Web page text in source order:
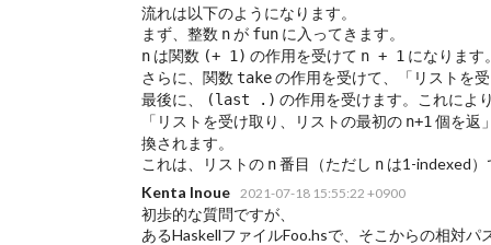
流れは以下のようになります。
まず、整数 nが funに入ってきます。
nは関数 (+ 1) の作用を受けて n + 1 になります
さらに、関数 takeの作用を受けて、「リストを
最後に、
(last .) の作用を受けます。これによ
「リストを受け取り、リストの最初の n+1 個を返
換されます。
これは、リストの n番目（ただし nは1-indexed）
Kenta Inoue
2021-07-18 15:55:22 +0900
初歩的な質問ですが、
あるHaskellファイルFoo.hsで、そこからの相対